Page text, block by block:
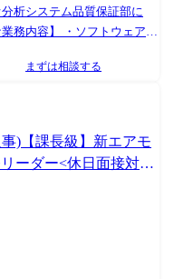
析システム品質保証部に
務内容】 ・ソフトウェア開
よび妥当性確認の計画と実
上・部品改廃・原価低減等)
妥当性確認 ・納入後、フィ
事象に関する保守サポート
守のための活動の計画と
る法規制を含む) ・ソフト
質状況の管理と対応 ・出荷
高度化検討 ●入社後お任せ
における認定業務に加わ
の流れを学びます。 上司の
まずは相談する
)【課長級】新エアモ
ーダー<休日面接対象: